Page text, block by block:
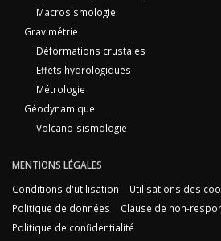
Macrosismologie
Gravimétrie
Déformations crustales
Effets hydrologiques
Métrologie
Géodynamique
Volcano-sismologie
MENTIONS LÉGALES
Conditions d'utilisation
Utilisations des
Politique de données
Clause de non-
Politique de confidentialité